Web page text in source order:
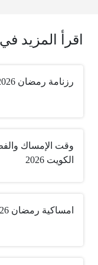
اقرأ المزيد في
رزنامة رمضان 2026
وقت الإمساك
الكويت 2026
امساكية رمضان 2026 حولي